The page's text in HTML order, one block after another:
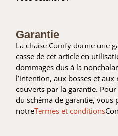
Garantie
La chaise Comfy donne une
casse de cet article en
dommages dus à la
l’intention, aux bosses et
couverts par la garantie.
du schéma de garantie, vous
notreTermes et conditions